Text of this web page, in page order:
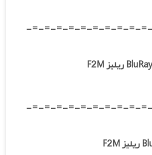
-=-=-=-=-=-=-=-=-=-
-=-=-=-=-=-=-=-=-=-